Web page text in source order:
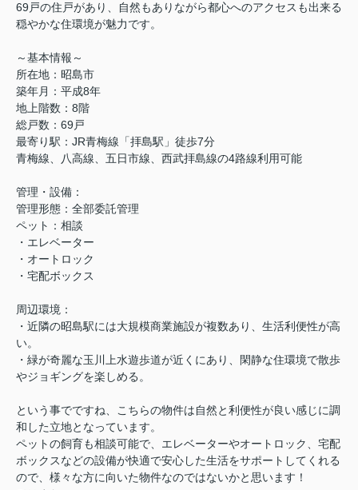
69戸の住戸があり、自然もありながら都心へのアクセスも出来る
穏やかな住環境が魅力です。
～基本情報～
所在地：昭島市
築年月：平成8年
地上階数：8階
総戸数：69戸
最寄り駅：JR青梅線「拝島駅」徒歩7分
青梅線、八高線、五日市線、西武拝島線の4路線利用可能
管理・設備：
管理形態：全部委託管理
ペット：相談
・エレベーター
・オートロック
・宅配ボックス
周辺環境：
・近隣の昭島駅には大規模商業施設が複数あり、生活利便性が高
い。
・緑が奇麗な玉川上水遊歩道が近くにあり、閑静な住環境で散歩
やジョギングを楽しめる。
という事でですね、こちらの物件は自然と利便性が良い感じに調
和した立地となっています。
ペットの飼育も相談可能で、エレベーターやオートロック、宅配
ボックスなどの設備が快適で安心した生活をサポートしてくれる
ので、様々な方に向いた物件なのではないかと思います！